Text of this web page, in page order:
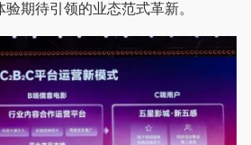
期待引领的业态范式革新。